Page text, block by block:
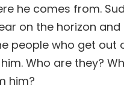
he comes from.
on the horizon and
people who get out
Who are they?
him?